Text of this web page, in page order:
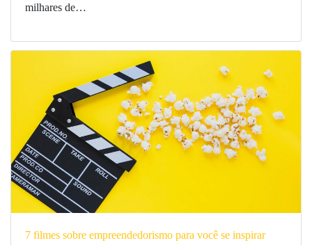
milhares de…
7 filmes sobre empreendedorismo para você se inspirar